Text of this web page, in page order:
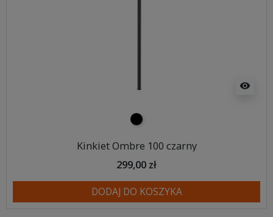
visibility
czarny
Kinkiet Ombre 100 czarny
299,00 zł
DODAJ DO KOSZYKA